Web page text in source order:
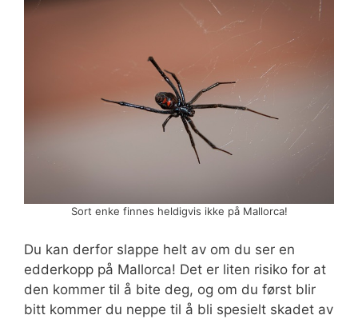
Sort enke finnes heldigvis ikke på Mallorca!
Du kan derfor slappe helt av om du ser en
edderkopp på Mallorca! Det er liten risiko for at
den kommer til å bite deg, og om du først blir
bitt kommer du neppe til å bli spesielt skadet av